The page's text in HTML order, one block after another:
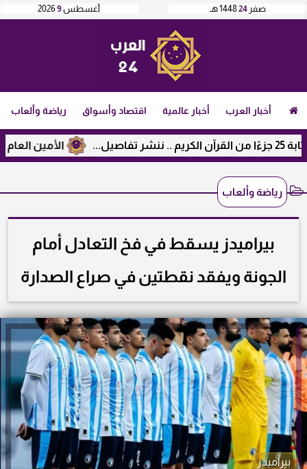
أغسطس9
2026 صفر 241448 هـ
أخبار العرب أخبار عالمية اقتصاد وأسواق رياضة وألعاب
الأمين العام
رياضة وألعاب
بيراميدز يسقط في فخ التعادل أمام
الجونة ويفقد نقطتين في صراع الصدارة
بيراميدز